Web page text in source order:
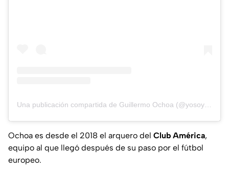
Una publicación compartida de Guillermo Ochoa (@yosoy8a)
Ochoa es desde el 2018 el arquero del Club América,
equipo al que llegó después de su paso por el fútbol
europeo.